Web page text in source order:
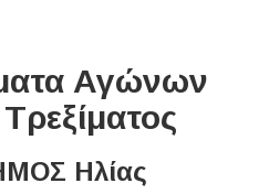
Αγώνων
Ηλίας